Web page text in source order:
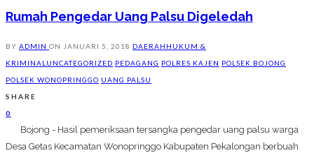
Rumah Pengedar Uang Palsu Digeledah
BY ADMIN ON JANUARI 5, 2018 DAERAH HUKUM &
KRIMINAL UNCATEGORIZED PEDAGANG POLRES KAJEN POLSEK BOJONG
POLSEK WONOPRINGGO UANG PALSU
SHARE
0
Bojong - Hasil pemeriksaan tersangka pengedar uang palsu warga
Desa Getas Kecamatan Wonopringgo Kabupaten Pekalongan berbuah